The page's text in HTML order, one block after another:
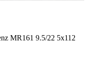
MR161 9.5/22 5x112